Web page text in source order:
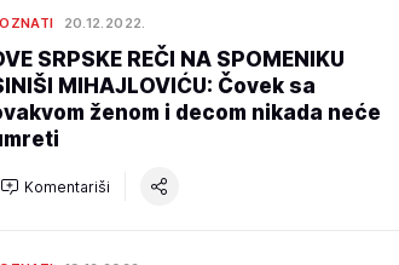
20.12.2022.
SRPSKE REČI NA SPOMENIKU
MIHAJLOVIĆU: Čovek sa
ženom i decom nikada neće
Komentariši